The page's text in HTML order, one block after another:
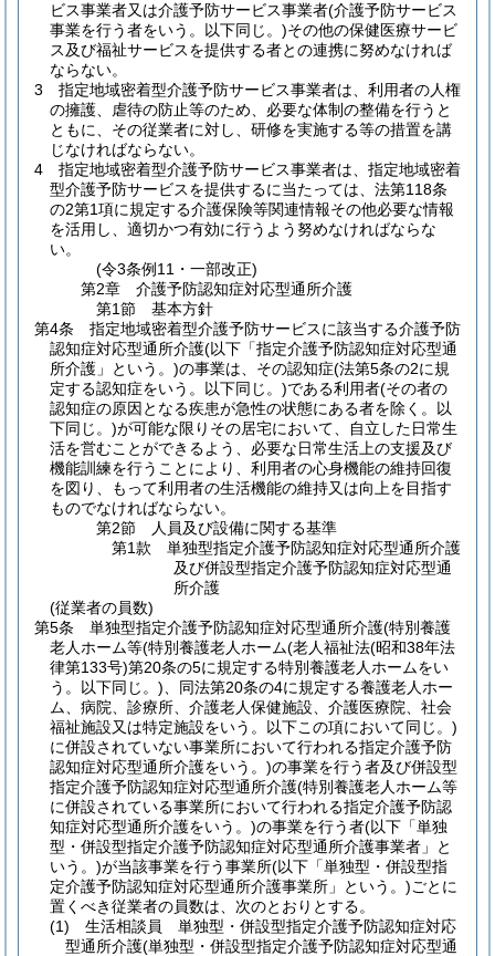
ビス事業者又は介護予防サービス事業者(介護予防サービス
事業を行う者をいう。以下同じ。)その他の保健医療サービ
ス及び福祉サービスを提供する者との連携に努めなければ
ならない。
3
指定地域密着型介護予防サービス事業者は、利用者の人権
の擁護、虐待の防止等のため、必要な体制の整備を行うと
ともに、その従業者に対し、研修を実施する等の措置を講
じなければならない。
4
指定地域密着型介護予防サービス事業者は、指定地域密着
型介護予防サービスを提供するに当たっては、法第118条
の2第1項に規定する介護保険等関連情報その他必要な情報
を活用し、適切かつ有効に行うよう努めなければならな
い。
(令3条例11・一部改正)
第2章
介護予防認知症対応型通所介護
第1節
基本方針
第4条
指定地域密着型介護予防サービスに該当する介護予防
認知症対応型通所介護(以下「指定介護予防認知症対応型通
所介護」という。)の事業は、その認知症(法第5条の2に規
定する認知症をいう。以下同じ。)である利用者(その者の
認知症の原因となる疾患が急性の状態にある者を除く。以
下同じ。)が可能な限りその居宅において、自立した日常生
活を営むことができるよう、必要な日常生活上の支援及び
機能訓練を行うことにより、利用者の心身機能の維持回復
を図り、もって利用者の生活機能の維持又は向上を目指す
ものでなければならない。
第2節
人員及び設備に関する基準
第1款
単独型指定介護予防認知症対応型通所介護
及び併設型指定介護予防認知症対応型通
所介護
(従業者の員数)
第5条
単独型指定介護予防認知症対応型通所介護(特別養護
老人ホーム等(特別養護老人ホーム(老人福祉法(昭和38年法
律第133号)第20条の5に規定する特別養護老人ホームをい
う。以下同じ。) 、同法第20条の4に規定する養護老人ホー
ム、病院、診療所、介護老人保健施設、介護医療院、社会
福祉施設又は特定施設をいう。以下この項において同じ。)
に併設されていない事業所において行われる指定介護予防
認知症対応型通所介護をいう。)の事業を行う者及び併設型
指定介護予防認知症対応型通所介護(特別養護老人ホーム等
に併設されている事業所において行われる指定介護予防認
知症対応型通所介護をいう。)の事業を行う者(以下「単独
型・併設型指定介護予防認知症対応型通所介護事業者」と
いう。)が当該事業を行う事業所(以下「単独型・併設型指
定介護予防認知症対応型通所介護事業所」という。)ごとに
置くべき従業者の員数は、次のとおりとする。
(1)
生活相談員 単独型・併設型指定介護予防認知症対応
型通所介護(単独型・併設型指定介護予防認知症対応型通